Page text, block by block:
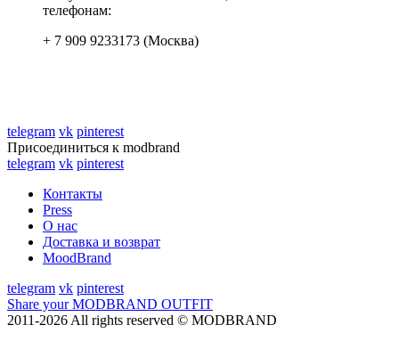
телефонам:
+ 7 909 9233173 (Москва)
telegram vk pinterest
Присоединиться к modbrand
telegram vk pinterest
Контакты
Press
О нас
Доставка и возврат
MoodBrand
telegram vk pinterest
Share your MODBRAND OUTFIT
2011-2026 All rights reserved © MODBRAND